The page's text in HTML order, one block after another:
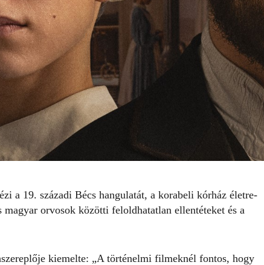
a 19. századi Bécs hangulatát, a korabeli kórház életre-
magyar orvosok közötti feloldhatatlan ellentéteket és a
kiemelte: „A történelmi filmeknél fontos, hogy